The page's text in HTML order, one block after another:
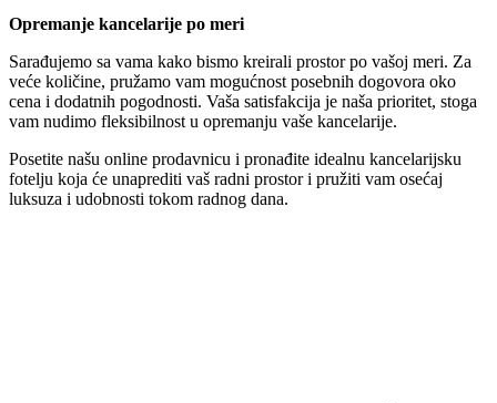
Opremanje kancelarije po meri
Sarađujemo sa vama kako bismo kreirali prostor po vašoj meri. Za
veće količine, pružamo vam mogućnost posebnih dogovora oko
cena i dodatnih pogodnosti. Vaša satisfakcija je naša prioritet, stoga
vam nudimo fleksibilnost u opremanju vaše kancelarije.
Posetite našu online prodavnicu i pronađite idealnu kancelarijsku
fotelju koja će unaprediti vaš radni prostor i pružiti vam osećaj
luksuza i udobnosti tokom radnog dana.